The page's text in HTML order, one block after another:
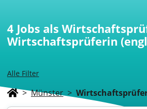
Alle Filter
4 Jobs als
Wirtschaftsprüferin
> Münster >